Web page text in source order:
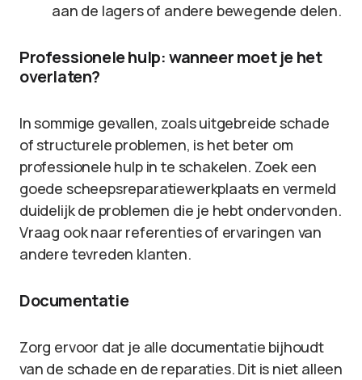
aan de lagers of andere bewegende delen.
Professionele hulp: wanneer moet je het
overlaten?
In sommige gevallen, zoals uitgebreide schade
of structurele problemen, is het beter om
professionele hulp in te schakelen. Zoek een
goede scheepsreparatiewerkplaats en vermeld
duidelijk de problemen die je hebt ondervonden.
Vraag ook naar referenties of ervaringen van
andere tevreden klanten.
Documentatie
Zorg ervoor dat je alle documentatie bijhoudt
van de schade en de reparaties. Dit is niet alleen